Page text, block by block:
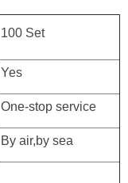
100 Set
Yes
One-stop service
By air,by sea